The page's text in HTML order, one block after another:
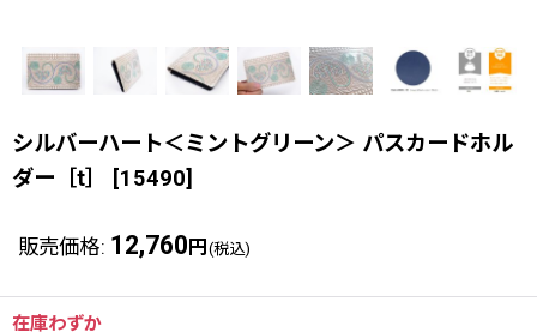
シルバーハート＜ミントグリーン＞ パスカードホル
ダー［t］
[15490]
販売価格: 12,760 円 (税込)
在庫わずか